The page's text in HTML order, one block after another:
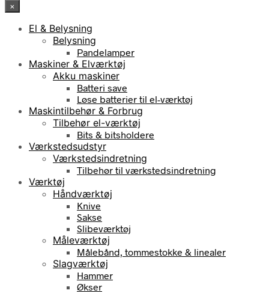
×
El & Belysning
Belysning
Pandelamper
Maskiner & Elværktøj
Akku maskiner
Batteri save
Løse batterier til el-værktøj
Maskintilbehør & Forbrug
Tilbehør el-værktøj
Bits & bitsholdere
Værkstedsudstyr
Værkstedsindretning
Tilbehør til værkstedsindretning
Værktøj
Håndværktøj
Knive
Sakse
Slibeværktøj
Måleværktøj
Målebånd, tommestokke & linealer
Slagværktøj
Hammer
Økser